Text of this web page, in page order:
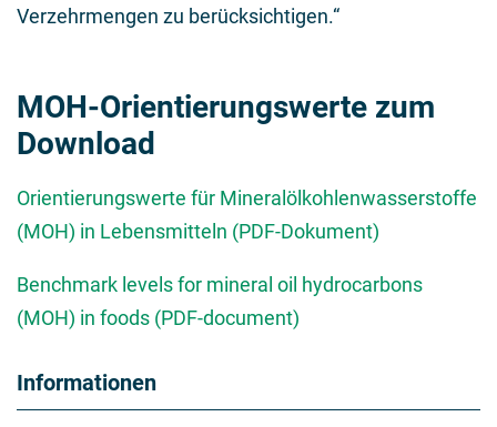
Verzehrmengen zu berücksichtigen.“
MOH-Orientierungswerte zum
Download
Orientierungswerte für Mineralölkohlenwasserstoffe
(MOH) in Lebensmitteln (PDF-Dokument)
Benchmark levels for mineral oil hydrocarbons
(MOH) in foods (PDF-document)
Informationen